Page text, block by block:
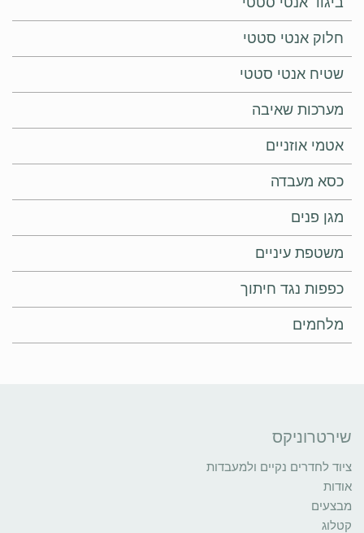
חלוק אנטי סטטי
שטיח אנטי סטטי
מערכות שאיבה
אטמי אוזניים
כסא מעבדה
מגן פנים
משטפת עיניים
כפפות נגד חיתוך
מלחמים
שירטרוניקס
ציוד לחדרים נקיים ולמעבדות
אודות
מבצעים
קטלוג